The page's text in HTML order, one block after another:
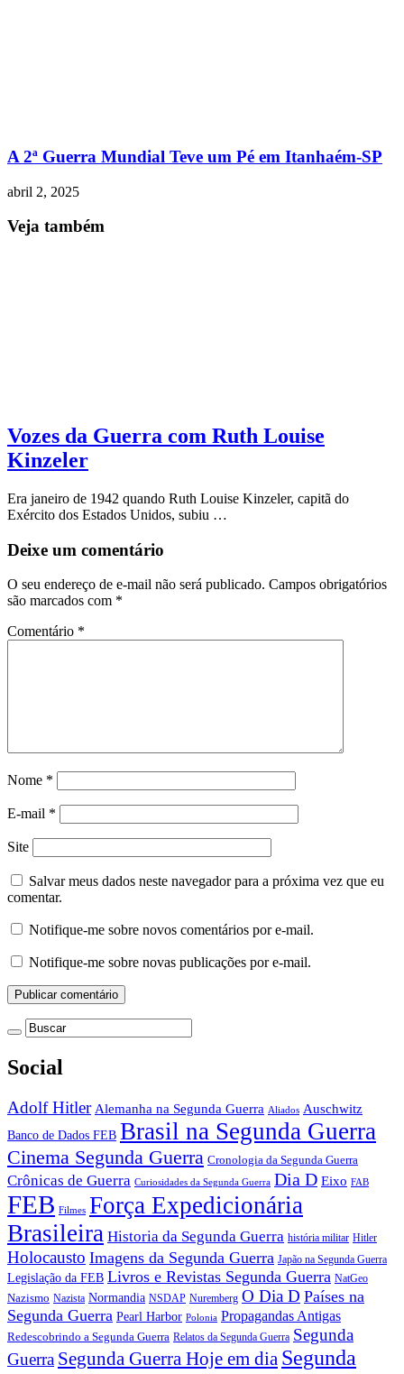
A 2ª Guerra Mundial Teve um Pé em Itanhaém-SP
abril 2, 2025
Veja também
Vozes da Guerra com Ruth Louise
Kinzeler
Era janeiro de 1942 quando Ruth Louise Kinzeler, capitã do
Exército dos Estados Unidos, subiu …
Deixe um comentário
O seu endereço de e-mail não será publicado. Campos obrigatórios
são marcados com *
Comentário *
Nome *
E-mail *
Site
Salvar meus dados neste navegador para a próxima vez que eu
comentar.
Notifique-me sobre novos comentários por e-mail.
Notifique-me sobre novas publicações por e-mail.
Social
Adolf Hitler Alemanha na Segunda Guerra Aliados Auschwitz
Banco de Dados FEB Brasil na Segunda Guerra
Cinema Segunda Guerra Cronologia da Segunda Guerra
Crônicas de Guerra Curiosidades da Segunda Guerra Dia D Eixo FAB
FEB Filmes Força Expedicionária
Brasileira Historia da Segunda Guerra história militar Hitler
Holocausto Imagens da Segunda Guerra Japão na Segunda Guerra
Legislação da FEB Livros e Revistas Segunda Guerra NatGeo
Nazismo Nazista Normandia NSDAP Nuremberg O Dia D Países na
Segunda Guerra Pearl Harbor Polonia Propagandas Antigas
Redescobrindo a Segunda Guerra Relatos da Segunda Guerra Segunda
Guerra Segunda Guerra Hoje em dia Segunda